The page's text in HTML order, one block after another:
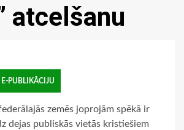
atcelšanu
PUBLIKĀCIJU
zemēs joprojām spēkā ir
dejas publiskās vietās kristiešiem